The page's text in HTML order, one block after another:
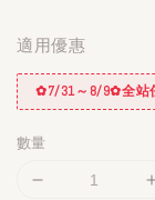
適用優惠
✿7/31～8/9✿全站
數量